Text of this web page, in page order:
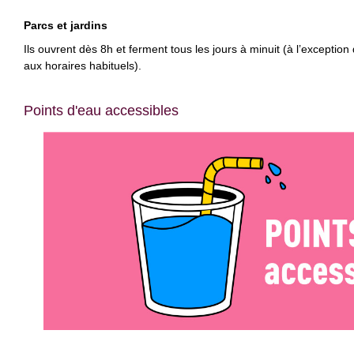
Parcs et jardins
Ils ouvrent dès 8h et ferment tous les jours à minuit (à
aux horaires habituels).
Points d'eau accessibles